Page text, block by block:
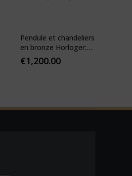
Pendule et chandeliers
en bronze Horloger:
Mougin
€1,200.00